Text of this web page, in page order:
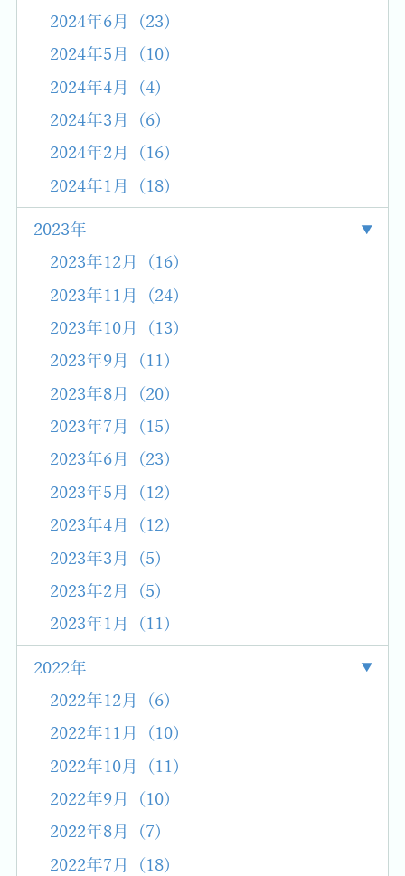
2024年6月 (23)
2024年5月 (10)
2024年4月 (4)
2024年3月 (6)
2024年2月 (16)
2024年1月 (18)
2023年
2023年12月 (16)
2023年11月 (24)
2023年10月 (13)
2023年9月 (11)
2023年8月 (20)
2023年7月 (15)
2023年6月 (23)
2023年5月 (12)
2023年4月 (12)
2023年3月 (5)
2023年2月 (5)
2023年1月 (11)
2022年
2022年12月 (6)
2022年11月 (10)
2022年10月 (11)
2022年9月 (10)
2022年8月 (7)
2022年7月 (18)